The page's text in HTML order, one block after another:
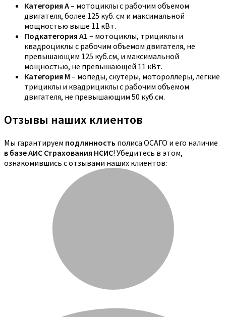
Категория A– мотоциклы с рабочим объемом
двигателя, более 125 куб. см и максимальной
мощностью выше 11 кВт.
Подкатегория A1 – мотоциклы, трициклы и
квадроциклы с рабочим объемом двигателя, не
превышающим 125 куб.см, и максимальной
мощностью, не превышающей 11 кВт.
Категория M – мопеды, скутеры, мотороллеры, легкие
трициклы и квадрициклы с рабочим объемом
двигателя, не превышающим 50 куб.см.
Отзывы наших клиентов
Мы гарантируем подлинность полиса ОСАГО и его наличие
в базе АИС Страхования НСИС! Убедитесь в этом,
ознакомившись с отзывами наших клиентов: